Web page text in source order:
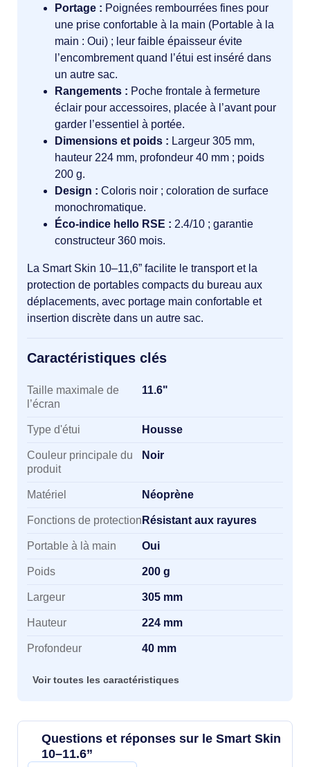
Portage : Poignées rembourrées fines pour
une prise confortable à la main (Portable à la
main : Oui) ; leur faible épaisseur évite
l’encombrement quand l’étui est inséré dans
un autre sac.
Rangements : Poche frontale à fermeture
éclair pour accessoires, placée à l’avant pour
garder l’essentiel à portée.
Dimensions et poids : Largeur 305 mm,
hauteur 224 mm, profondeur 40 mm ; poids
200 g.
Design : Coloris noir ; coloration de surface
monochromatique.
Éco-indice hello RSE : 2.4/10 ; garantie
constructeur 360 mois.
La Smart Skin 10–11,6” facilite le transport et la
protection de portables compacts du bureau aux
déplacements, avec portage main confortable et
insertion discrète dans un autre sac.
Caractéristiques clés
Caractéristiques clés
Taille maximale de
l’écran
11.6"
Type d'étui Housse
Couleur principale du
produit
Noir
Matériel Néoprène
Fonctions de protection Résistant aux rayures
Portable à là main Oui
Poids 200 g
Largeur 305 mm
Hauteur 224 mm
Profondeur 40 mm
Voir toutes les caractéristiques
Questions et réponses sur le Smart Skin
10–11.6”